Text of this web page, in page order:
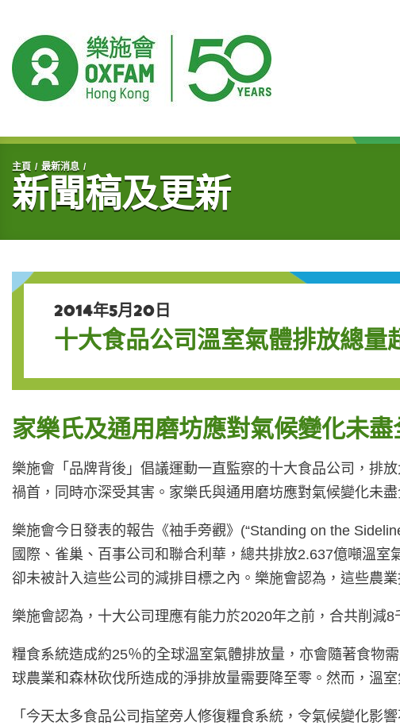
開始主要內容
主頁 最新消息
新聞稿及更新
2014年5月20日
十大食品公司溫室氣體排放總量
家樂氏及通用磨坊應對氣候變化未盡
樂施會「品牌背後」倡議運動一直監察的十大食品公司，排
禍首，同時亦深受其害。家樂氏與通用磨坊應對氣候變化未
樂施會今日發表的報告《袖手旁觀》(“Standing on the
國際、雀巢、百事公司和聯合利華，總共排放2.637億噸溫
卻未被計入這些公司的減排目標之內。樂施會認為，這些農
樂施會認為，十大公司理應有能力於2020年之前，合共削減
糧食系統造成約25％的全球溫室氣體排放量，亦會隨著食物
球農業​​和森林砍伐所造成的淨排放量需要降至零。然而，溫
「今天太多食品公司指望旁人修復糧食系統，令氣候變化影